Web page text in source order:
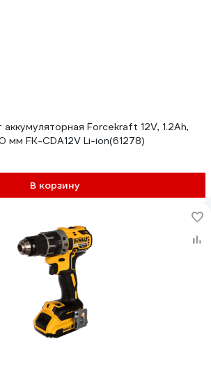
Forcekraft 12V, 1.2Ah,
мм FK-CDA12V Li-ion(61278)
В корзину